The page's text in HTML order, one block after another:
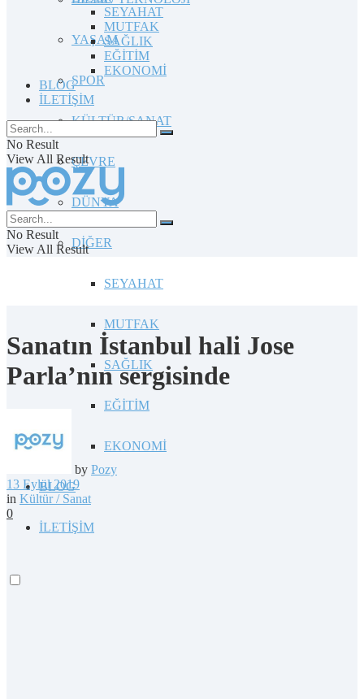
YAŞAM
SPOR
KÜLTÜR/SANAT
ÇEVRE
DÜNYA
DİĞER
SEYAHAT
MUTFAK
SAĞLIK
EĞİTİM
EKONOMİ
BLOG
İLETİŞİM
SEYAHAT
MUTFAK
SAĞLIK
EĞİTİM
EKONOMİ
BLOG
İLETİŞİM
No Result
View All Result
No Result
View All Result
Sanatın İstanbul hali Jose
Parla’nın sergisinde
by Pozy
13 Eylül 2019
in Kültür / Sanat
0